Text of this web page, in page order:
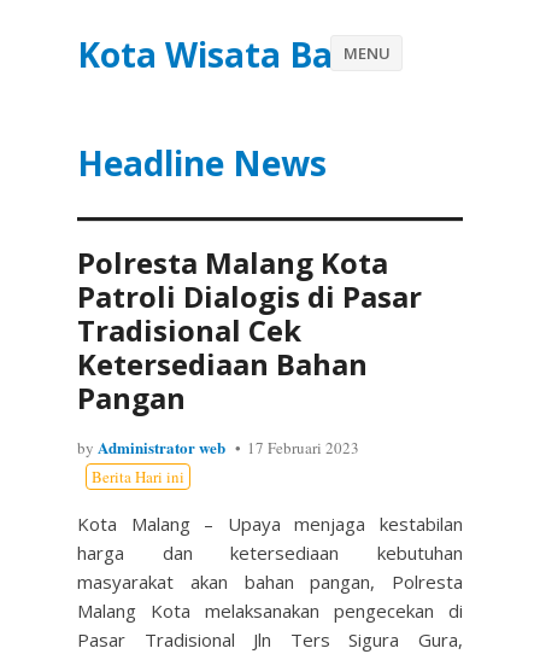
Kota Wisata Batu
Headline News
MENU
Polresta Malang Kota
Patroli Dialogis di Pasar
Tradisional Cek
Ketersediaan Bahan
Pangan
by Administrator web
17 Februari 2023
Berita Hari ini
Kota Malang – Upaya menjaga kestabilan
harga dan ketersediaan kebutuhan
masyarakat akan bahan pangan, Polresta
Malang Kota melaksanakan pengecekan di
Pasar Tradisional Jln Ters Sigura Gura,